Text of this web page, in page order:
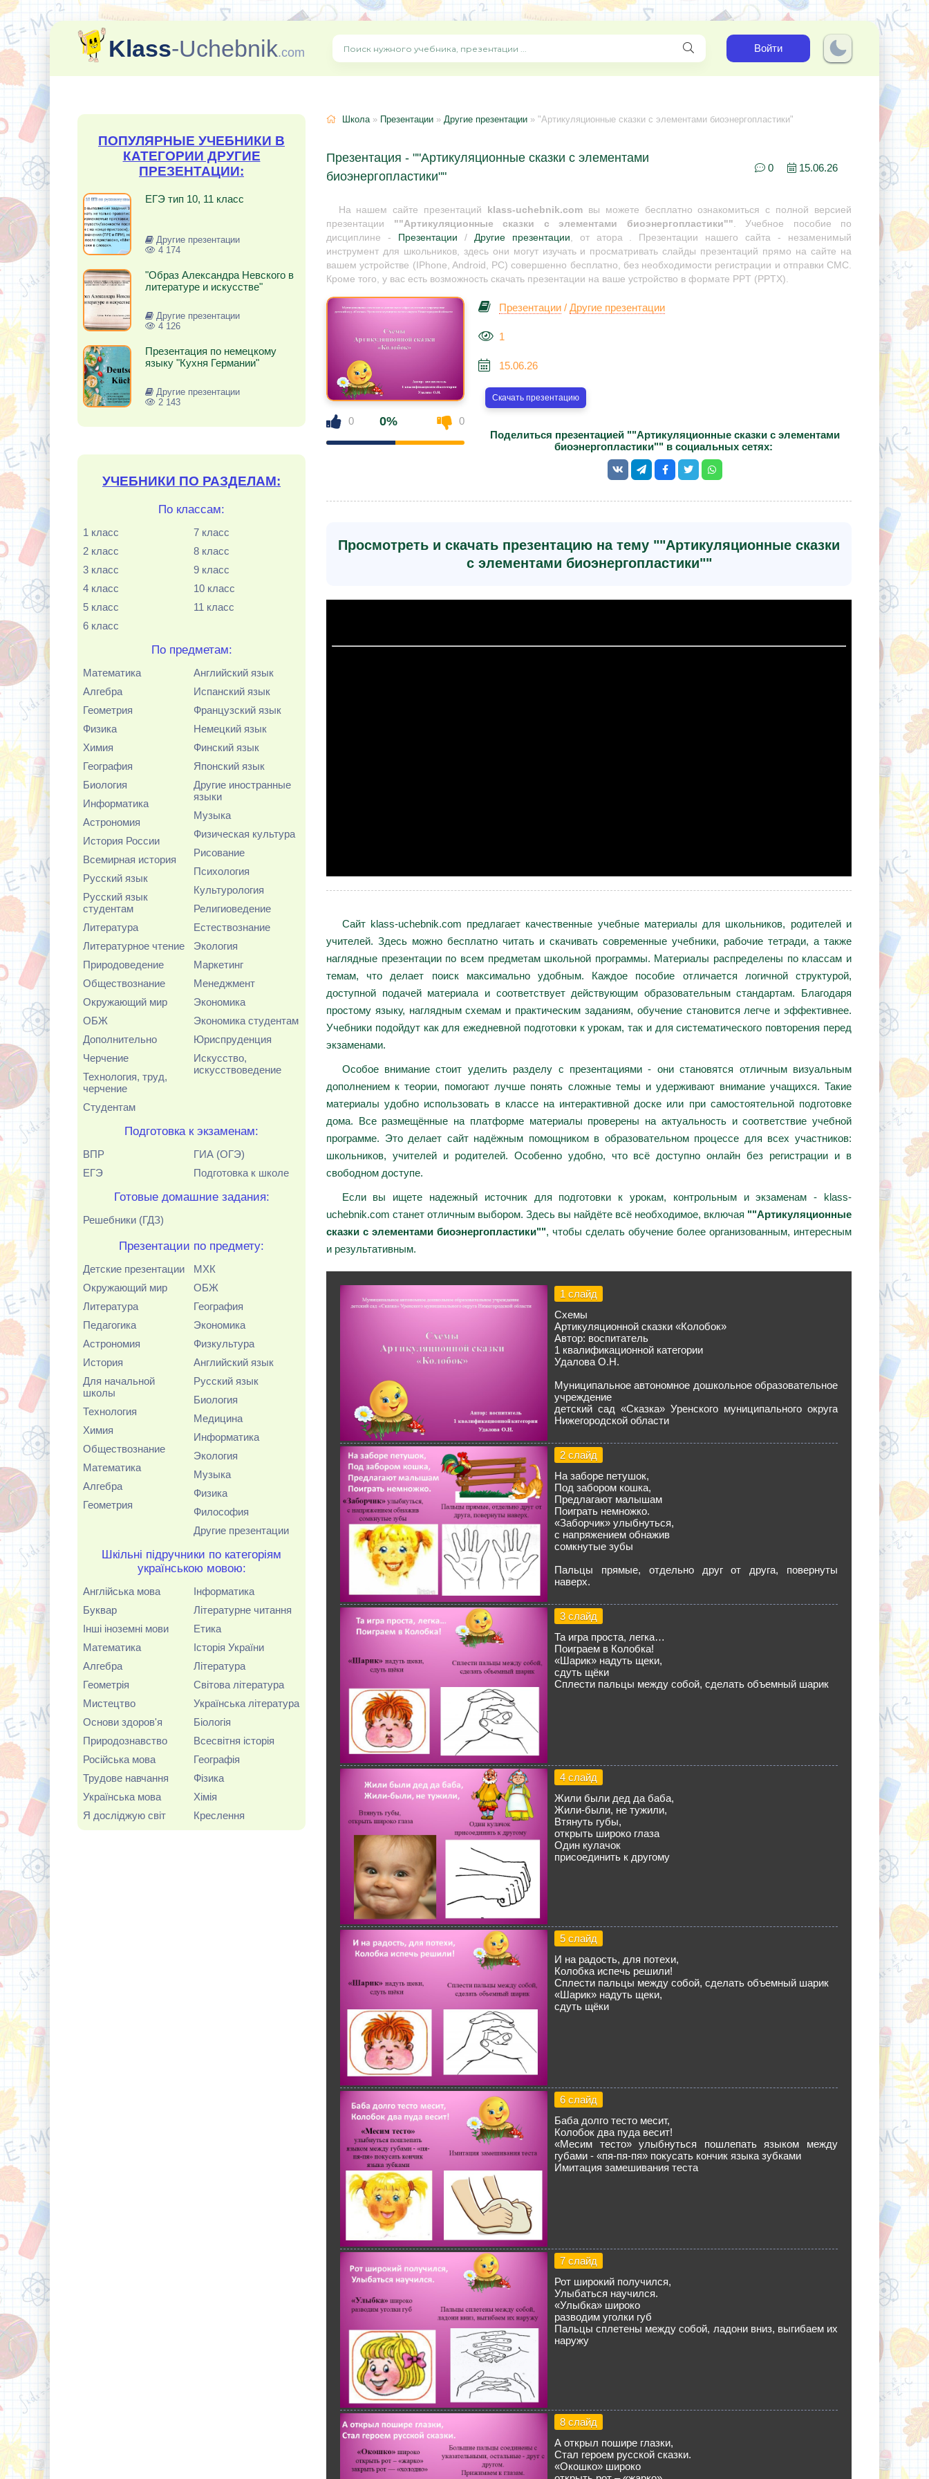
Klass-Uchebnik.com Войти
ПОПУЛЯРНЫЕ УЧЕБНИКИ В
КАТЕГОРИИ ДРУГИЕ
ПРЕЗЕНТАЦИИ:
ЕГЭ тип 10, 11 класс
Другие презентации
4 174
"Образ Александра Невского в
литературе и искусстве"
Другие презентации
4 126
Презентация по немецкому
языку "Кухня Германии"
Другие презентации
2 143
УЧЕБНИКИ ПО РАЗДЕЛАМ:
По классам:
1 класс
2 класс
3 класс
4 класс
5 класс
6 класс
7 класс
8 класс
9 класс
10 класс
11 класс
По предметам:
Математика
Алгебра
Геометрия
Физика
Химия
География
Биология
Информатика
Астрономия
История России
Всемирная история
Русский язык
Русский язык
студентам
Литература
Литературное чтение
Природоведение
Обществознание
Окружающий мир
ОБЖ
Дополнительно
Черчение
Технология, труд,
черчение
Студентам
Английский язык
Испанский язык
Французский язык
Немецкий язык
Финский язык
Японский язык
Другие иностранные
языки
Музыка
Физическая культура
Рисование
Психология
Культурология
Религиоведение
Естествознание
Экология
Маркетинг
Менеджмент
Экономика
Экономика студентам
Юриспруденция
Искусство,
искусствоведение
Подготовка к экзаменам:
ВПР
ЕГЭ
ГИА (ОГЭ)
Подготовка к школе
Готовые домашние задания:
Решебники (ГДЗ)
Презентации по предмету:
Детские презентации
Окружающий мир
Литература
Педагогика
Астрономия
История
Для начальной
школы
Технология
Химия
Обществознание
Математика
Алгебра
Геометрия
МХК
ОБЖ
География
Экономика
Физкультура
Английский язык
Русский язык
Биология
Медицина
Информатика
Экология
Музыка
Физика
Философия
Другие презентации
Шкільні підручники по категоріям
українською мовою:
Англійська мова
Буквар
Інші іноземні мови
Математика
Алгебра
Геометрія
Мистецтво
Основи здоров'я
Природознавство
Російська мова
Трудове навчання
Українська мова
Я досліджую світ
Інформатика
Літературне читання
Етика
Історія України
Література
Світова література
Українська література
Біологія
Всесвітня історія
Географія
Фізика
Хімія
Креслення
Школа» Презентации » Другие презентации » "Артикуляционные сказки с элементами биоэнергопластики"
Презентация - ""Артикуляционные сказки с элементами
биоэнергопластики""
0 15.06.26
На нашем сайте презентаций klass-uchebnik.comвы можете бесплатно ознакомиться с полной версией
презентации ""Артикуляционные сказки с элементами биоэнергопластики"". Учебное пособие по
дисциплине -
Презентации / Другие презентации, от атора . Презентации нашего сайта - незаменимый
инструмент для школьников, здесь они могут изучать и просматривать слайды презентаций прямо на сайте на
вашем устройстве (IPhone, Android, PC) совершенно бесплатно, без необходимости регистрации и отправки СМС.
Кроме того, у вас есть возможность скачать презентации на ваше устройство в формате PPT (PPTX).
0 0% 0
Презентации / Другие презентации
1
15.06.26
Скачать презентацию
Поделиться презентацией ""Артикуляционные сказки с элементами
биоэнергопластики"" в социальных сетях:
Просмотреть и скачать презентацию на тему ""Артикуляционные сказки
с элементами биоэнергопластики""
Сайт klass-uchebnik.com предлагает качественные учебные материалы для школьников, родителей и
учителей. Здесь можно бесплатно читать и скачивать современные учебники, рабочие тетради, а также
наглядные презентации по всем предметам школьной программы. Материалы распределены по классам и
темам, что делает поиск максимально удобным. Каждое пособие отличается логичной структурой,
доступной подачей материала и соответствует действующим образовательным стандартам. Благодаря
простому языку, наглядным схемам и практическим заданиям, обучение становится легче и эффективнее.
Учебники подойдут как для ежедневной подготовки к урокам, так и для систематического повторения перед
экзаменами.
Особое внимание стоит уделить разделу с презентациями - они становятся отличным визуальным
дополнением к теории, помогают лучше понять сложные темы и удерживают внимание учащихся. Такие
материалы удобно использовать в классе на интерактивной доске или при самостоятельной подготовке
дома. Все размещённые на платформе материалы проверены на актуальность и соответствие учебной
программе. Это делает сайт надёжным помощником в образовательном процессе для всех участников:
школьников, учителей и родителей. Особенно удобно, что всё доступно онлайн без регистрации и в
свободном доступе.
Если вы ищете надежный источник для подготовки к урокам, контрольным и экзаменам - klass-
uchebnik.com станет отличным выбором. Здесь вы найдёте всё необходимое, включая ""Артикуляционные
сказки с элементами биоэнергопластики"", чтобы сделать обучение более организованным, интересным
и результативным.
1 слайд
Схемы
Артикуляционной сказки «Колобок»
Автор: воспитатель
1 квалификационной категории
Удалова О.Н.
Муниципальное автономное дошкольное образовательное
учреждение
детский сад «Сказка» Уренского муниципального округа
Нижегородской области
2 слайд
На заборе петушок,
Под забором кошка,
Предлагают малышам
Поиграть немножко.
«Заборчик» улыбнуться,
с напряжением обнажив
сомкнутые зубы
Пальцы прямые, отдельно друг от друга, повернуты
наверх.
3 слайд
Та игра проста, легка…
Поиграем в Колобка!
«Шарик» надуть щеки,
сдуть щёки
Сплести пальцы между собой, сделать объемный шарик
4 слайд
Жили были дед да баба,
Жили-были, не тужили,
Втянуть губы,
открыть широко глаза
Один кулачок
присоединить к другому
5 слайд
И на радость, для потехи,
Колобка испечь решили!
Сплести пальцы между собой, сделать объемный шарик
«Шарик» надуть щеки,
сдуть щёки
6 слайд
Баба долго тесто месит,
Колобок два пуда весит!
«Месим тесто» улыбнуться пошлепать языком между
губами - «пя-пя-пя» покусать кончик языка зубками
Имитация замешивания теста
7 слайд
Рот широкий получился,
Улыбаться научился.
«Улыбка» широко
разводим уголки губ
Пальцы сплетены между собой, ладони вниз, выгибаем их
наружу
8 слайд
А открыл пошире глазки,
Стал героем русской сказки.
«Окошко» широко